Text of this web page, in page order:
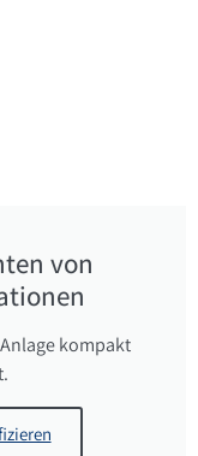
von
kompakt